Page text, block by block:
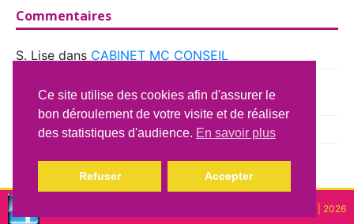
Commentaires
S. Lise dans CABINET MC CONSEIL
BEAUCE
Richard LaverydansATELIER DU CAMPING CAR
Copyright © lindispensable | 2026
Ce site utilise des cookies afin d'assurer le
bon déroulement de votre visite et de réaliser
des statistiques d'audience. En savoir plus
Refuser Accepter